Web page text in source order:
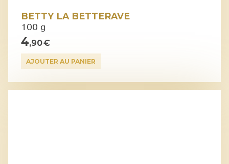
BETTY LA BETTERAVE
100 g
4,90 €
AJOUTER AU PANIER